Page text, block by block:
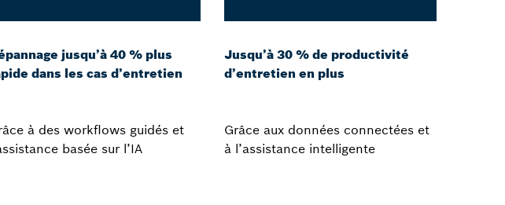
jusqu’à 40 % plus
dans les cas d’entretien
à des workflows guidés et
basée sur l’IA
Jusqu’à 30 % de productivité
d’entretien en plus
Grâce aux données connectées et
à l’assistance intelligente